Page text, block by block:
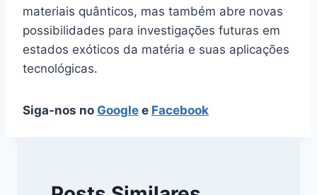
materiais quânticos, mas também abre novas
possibilidades para investigações futuras em
estados exóticos da matéria e suas aplicações
tecnológicas.
Siga-nos no Google e Facebook